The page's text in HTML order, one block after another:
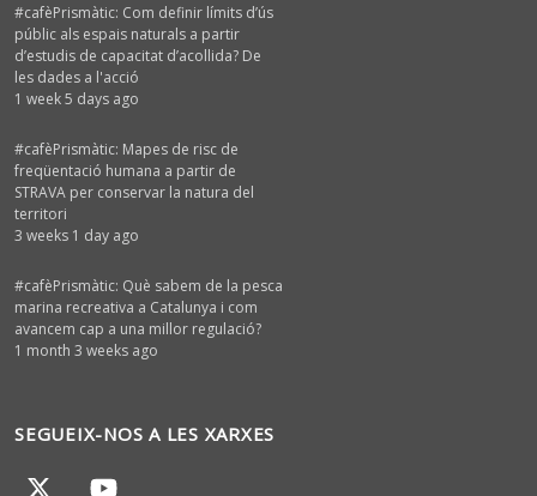
#cafèPrismàtic: Com definir límits d’ús
públic als espais naturals a partir
d’estudis de capacitat d’acollida? De
les dades a l'acció
1 week 5 days ago
#cafèPrismàtic: Mapes de risc de
freqüentació humana a partir de
STRAVA per conservar la natura del
territori
3 weeks 1 day ago
#cafèPrismàtic: Què sabem de la pesca
marina recreativa a Catalunya i com
avancem cap a una millor regulació?
1 month 3 weeks ago
SEGUEIX-NOS A LES XARXES